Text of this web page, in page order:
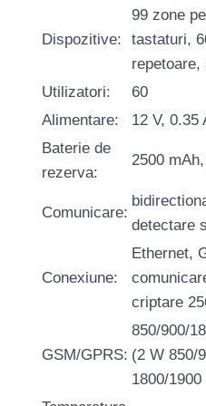
Dispozitive:
99 zone
tastaturi,
repetoare,
Utilizatori:
60
Alimentare:
12 V, 0.35
Baterie de
rezerva:
2500
Comunicare:
detectare
Conexiune:
Ethernet,
criptare
GSM/GPRS:
850/900/
(2 W 850/
1800/